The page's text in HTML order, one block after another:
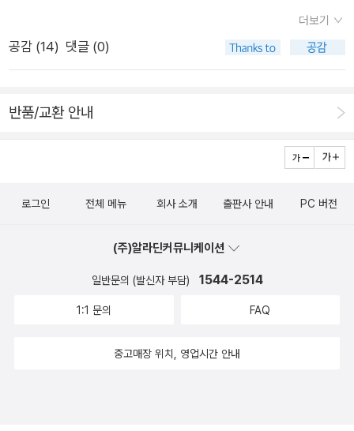
더’의 관점이나 라이프스타일을 공유하는 모든 사람 또는 모든 것
한 기억이 없고, 현재 시점에 망명해 있으며, 인지력이 짧고, 계속
혹은 망각이 자본주의적, 가부장적 전승에 강력한 제동 장치로 작
는 우리에게 보상이나 보수에 의한 동맹에 의존하지 않는 협력의
강력을 모델을 제시한다. 또한 클레이 애니메이션 <치킨 런>에
서 페미니스트 운동가인 닭 진저는 닭장 안의 자매들을 깨워 반란
워지려 애쓰다가 죽든가 둘 중 하나다”라고 힘차게 연설할 때,
“그게 유일한 선택지인가?”(261쪽)라고 묻는다. 이분법을 거부
하면서 성공하지 않기로 선택하는 다른 사고방식, ‘어리석음’, ‘유
하게도 말하지 않는다. 아무리 퀴어의 삶이 밝아진다 한들 그 밝
기는 덜 밝을 수밖에 없다. 퀴어는 그 밝기에서 더 밝은 희망을 가
질 수 있다.
과 멍청함이 결합해 대안적 인식 양태를 생산하는데, 그것은 기억
프로젝트의 실증주의에 저항하고, 생각의 전승을 이해하기 위한
이성애적, 오이디푸스적 논리를 거부한다. 영화의 두 녀석은 (아
서) 유아적이지만 양육자가 없고, 아버지나 어머니(하지만 아마
도 아버지)로부터 아들로 전해 내려오는 지혜가 부재한 탓에, 발
전과 진보, 학습을 가로막으리라 예상되는 또래 관계에서 배운다.
상 우리가 진보와 성과를 표시하는 데 사용하곤 하는 불가피하고
변화가 어떻게 일어나는지, 일어난 적은 있는지 주의 깊게 봐야
한다는 뜻이다. 우리는 어떻게 변화를 확인하고 알아차리는가?
변화가 모든 것을 끝장냈다거나(죽음) 변화가 아무 의미 없는 것
리는 게 가능할까? 옛것을 버리지 않고서 새것을 알아차릴 수 있
더보기
공감 (14) 댓글 (0)
반품/교환 안내
로그인 전체 메뉴 회사 소개 출판사 안내 PC 버전
(주)알라딘커뮤니케이션
일반문의 (발신자 부담) 1544-2514
1:1 문의 FAQ
중고매장 위치, 영업시간 안내